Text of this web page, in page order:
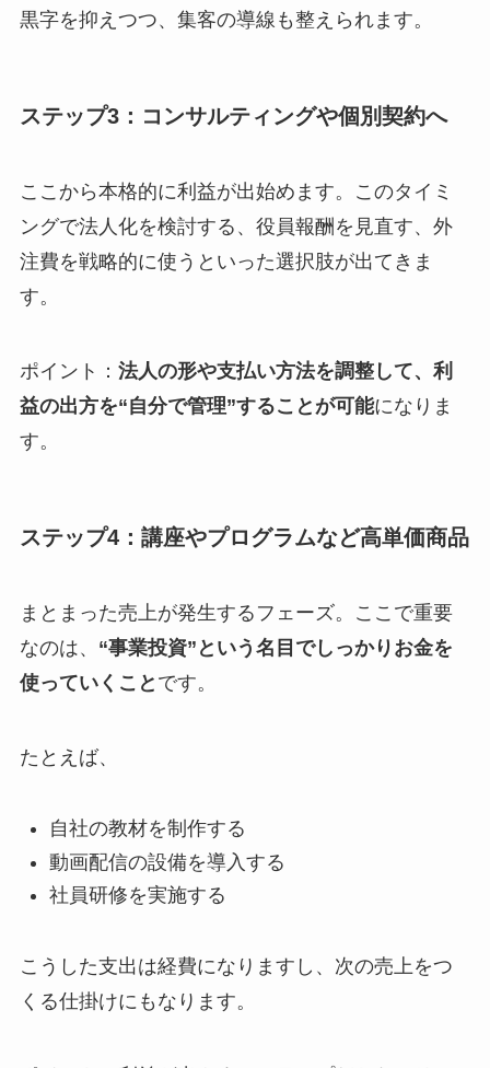
黒字を抑えつつ、集客の導線も整えられます。
ステップ3：コンサルティングや個別契約へ
ここから本格的に利益が出始めます。このタイミ
ングで法人化を検討する、役員報酬を見直す、外
注費を戦略的に使うといった選択肢が出てきま
す。
ポイント： 法人の形や支払い方法を調整して、利
益の出方を“自分で管理”することが可能になりま
す。
ステップ4：講座やプログラムなど高単価商品
まとまった売上が発生するフェーズ。ここで重要
なのは、 “事業投資”という名目でしっかりお金を
使っていくこと です。
たとえば、
自社の教材を制作する
動画配信の設備を導入する
社員研修を実施する
こうした支出は経費になりますし、次の売上をつ
くる仕掛けにもなります。